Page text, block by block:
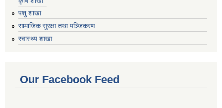
पशु शाखा
सामाजिक सुरक्षा तथा पञ्जिकरण
स्वास्थ्य शाखा
Our Facebook Feed